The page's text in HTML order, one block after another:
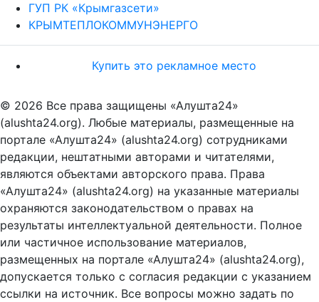
ГУП РК «Крымгазсети»
КРЫМТЕПЛОКОММУНЭНЕРГО
Купить это рекламное место
© 2026 Все права защищены «Алушта24»
(alushta24.org). Любые материалы, размещенные на
портале «Алушта24» (alushta24.org) сотрудниками
редакции, нештатными авторами и читателями,
являются объектами авторского права. Права
«Алушта24» (alushta24.org) на указанные материалы
охраняются законодательством о правах на
результаты интеллектуальной деятельности. Полное
или частичное использование материалов,
размещенных на портале «Алушта24» (alushta24.org),
допускается только с согласия редакции с указанием
ссылки на источник. Все вопросы можно задать по